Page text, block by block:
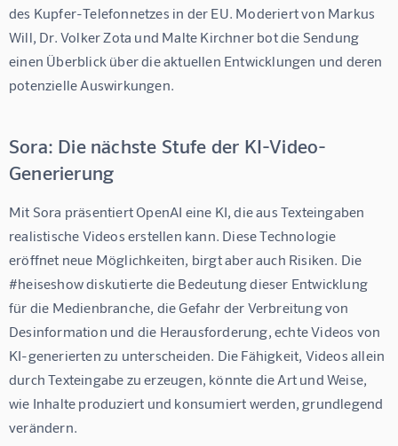
des Kupfer-Telefonnetzes in der EU. Moderiert von Markus
Will, Dr. Volker Zota und Malte Kirchner bot die Sendung
einen Überblick über die aktuellen Entwicklungen und deren
potenzielle Auswirkungen.
Sora: Die nächste Stufe der KI-Video-
Generierung
Mit Sora präsentiert OpenAI eine KI, die aus Texteingaben
realistische Videos erstellen kann. Diese Technologie
eröffnet neue Möglichkeiten, birgt aber auch Risiken. Die
#heiseshow diskutierte die Bedeutung dieser Entwicklung
für die Medienbranche, die Gefahr der Verbreitung von
Desinformation und die Herausforderung, echte Videos von
KI-generierten zu unterscheiden. Die Fähigkeit, Videos allein
durch Texteingabe zu erzeugen, könnte die Art und Weise,
wie Inhalte produziert und konsumiert werden, grundlegend
verändern.